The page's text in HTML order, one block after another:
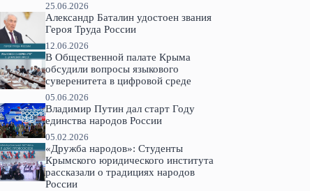
25.06.2026
Александр Баталин удостоен звания
Героя Труда России
12.06.2026
В Общественной палате Крыма
обсудили вопросы языкового
суверенитета в цифровой среде
05.06.2026
Владимир Путин дал старт Году
единства народов России
05.02.2026
«Дружба народов»: Студенты
Крымского юридического института
рассказали о традициях народов
России